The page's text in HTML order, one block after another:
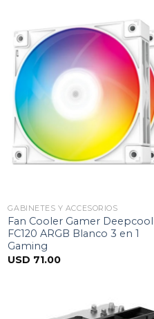
GABINETES Y ACCESORIOS
Fan Cooler Gamer Deepcool
FC120 ARGB Blanco 3 en 1
Gaming
USD 71.00